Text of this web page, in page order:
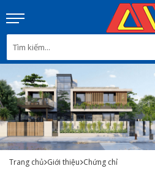
Trang chủ Giới thiệu Chứng chỉ